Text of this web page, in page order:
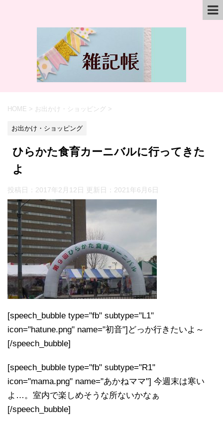
HOME > お出かけ・ショッピング >
お出かけ・ショッピング
ひらかた食育カーニバルに行ってきた
よ
投稿日：2017年2月12日 更新日： 2021年6月6日
[speech_bubble type="fb" subtype="L1"
icon="hatune.png" name="初音"]どっか行きたいよ～
[/speech_bubble]
[speech_bubble type="fb" subtype="R1"
icon="mama.png" name="あかねママ"] 今週末は寒い
よ…。室内で楽しめそうな所ないかなぁ
[/speech_bubble]